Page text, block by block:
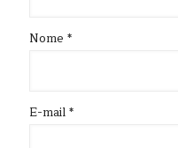
Nome *
E-mail*